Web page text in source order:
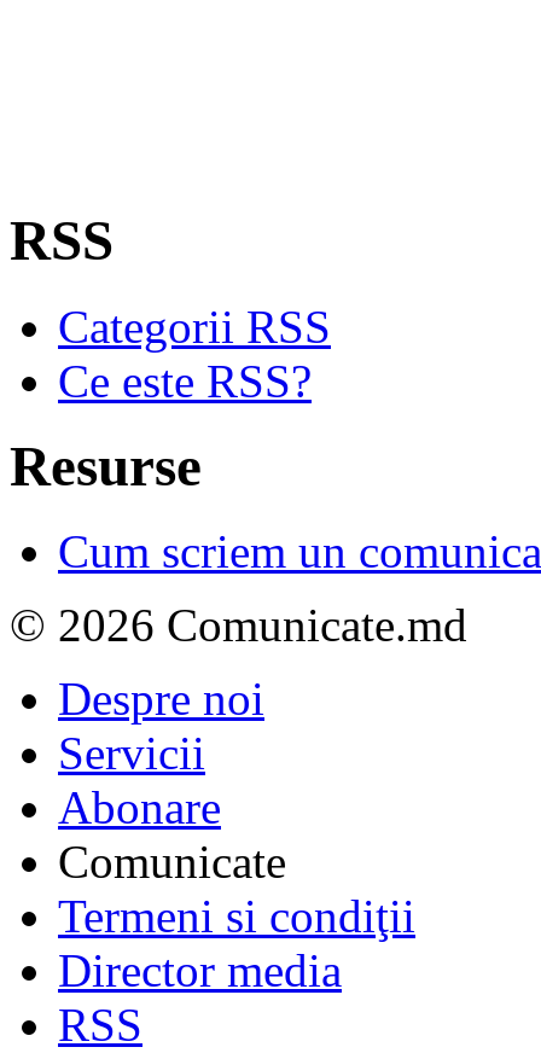
RSS
Categorii RSS
Ce este RSS?
Resurse
Cum scriem un
© 2026 Comunicate.md
Despre noi
Servicii
Abonare
Comunicate
Termeni si condiţii
Director media
RSS